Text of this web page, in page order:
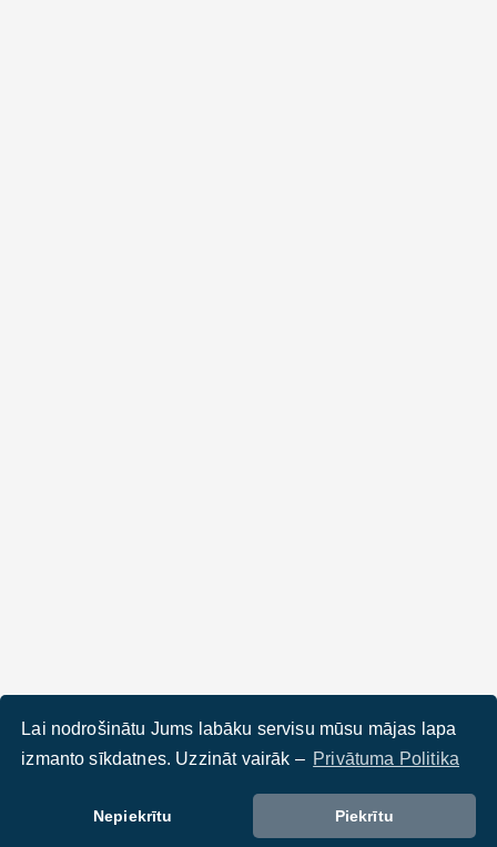
Lai nodrošinātu Jums labāku servisu mūsu mājas lapa
izmanto sīkdatnes. Uzzināt vairāk – Privātuma Politika
Nepiekrītu Piekrītu